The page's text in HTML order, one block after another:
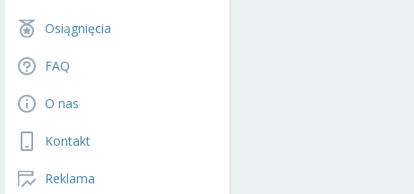
Osiągnięcia
FAQ
O nas
Kontakt
Reklama